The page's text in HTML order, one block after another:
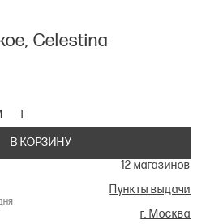
Celestina
L
В КОРЗИНУ
12 магазинов
Пункты выдачи
г. Москва